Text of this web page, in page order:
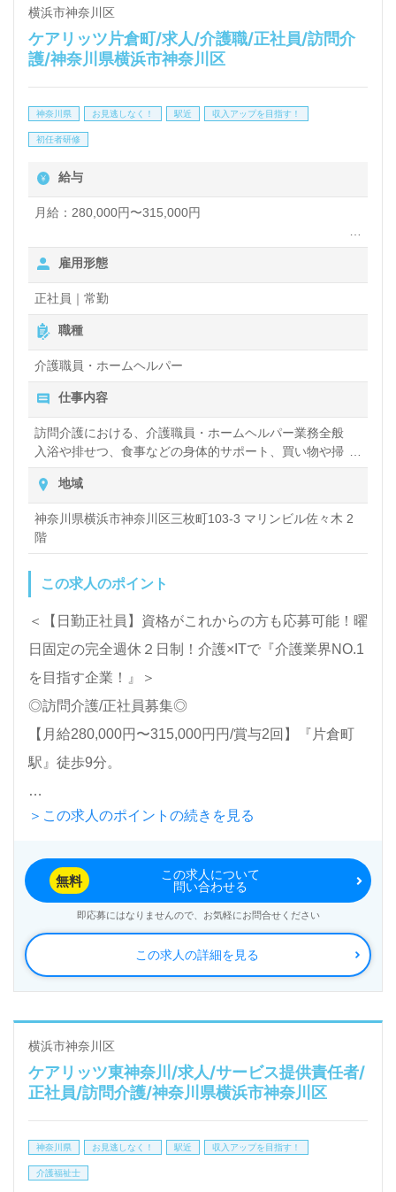
横浜市神奈川区
ケアリッツ片倉町/求人/介護職/正社員/訪問介
護/神奈川県横浜市神奈川区
神奈川県 お見逃しなく！ 駅近 収入アップを目指す！
初任者研修
給与
月給：280,000円〜315,000円
土日出勤手当（月最大6,000円）別途支給
資格手当：（介護福祉士）15,000円
超過勤務手当
給与改定：年1回（4月）
賞与：年2回（4月、10月）
雇用形態
正社員｜常勤
職種
介護職員・ホームヘルパー
仕事内容
訪問介護における、介護職員・ホームヘルパー業務全般
入浴や排せつ、食事などの身体的サポート、買い物や掃
除、洗濯など日常生活のサポートなど
地域
神奈川県横浜市神奈川区三枚町103-3 マリンビル佐々木 2
階
この求人のポイント
＜【日勤正社員】資格がこれからの方も応募可能！曜
日固定の完全週休２日制！介護×ITで『介護業界NO.1
を目指す企業！』＞
◎訪問介護/正社員募集◎
【月給280,000円〜315,000円円/賞与2回】『片倉町
駅』徒歩9分。
『ケアリッツ片倉町』株式会社ケアリッツ・アンド・
新宿区）様の運営です。正社員2,600人以上。宮城
県、東京都、神奈川県、千葉県、埼玉県、愛知県、山
梨県、大阪府を中心に訪問介護、通所介護、短期入所
生活介護、居宅介護支援、パートナーズサービス、レ
ジデンシャル、トラベル事業を展開。IT技術を活用し
て介護業界NO.1を目指している注目の企業様です。
◎ご利用者様の笑顔がやりがいに！『ケアリッツ品
質』でプロフェッショナル訪問介護を実現される事業
看護助手や介護職経験のある方をお迎えします。訪問
＞この求人のポイントの続きを見る
この求人の詳細を見る
無料
この求人について
問い合わせる
即応募にはなりませんので、お気軽にお問合せください
横浜市神奈川区
ケアリッツ東神奈川/求人/サービス提供責任者/
正社員/訪問介護/神奈川県横浜市神奈川区
神奈川県 お見逃しなく！ 駅近 収入アップを目指す！
介護福祉士